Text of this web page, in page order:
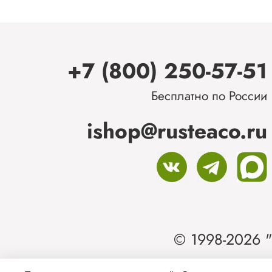
+7 (800) 250-57-51
Бесплатно по России
ishop@rusteaco.ru
© 1998-2026